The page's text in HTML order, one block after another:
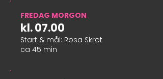
FREDAG MORGON
kl. 07.00
Start & mål: Rosa Skrot
ca 45 min